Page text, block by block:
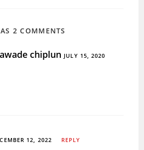
2 COMMENTS
chiplun JULY 15, 2020
12, 2022 REPLY